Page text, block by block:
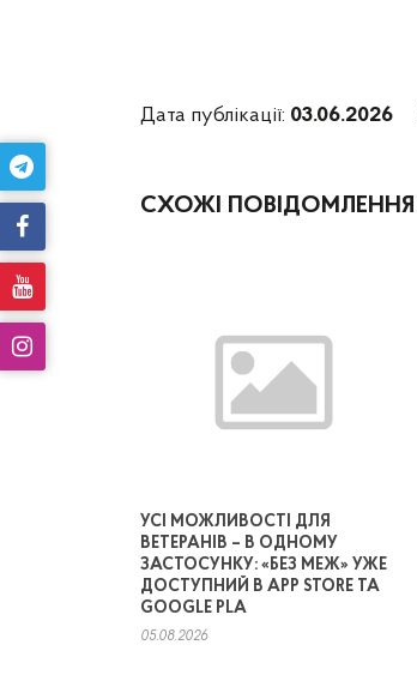
Дата публікації: 03.06.2026
СХОЖІ ПОВІДОМЛЕННЯ
УСІ МОЖЛИВОСТІ ДЛЯ
ВЕТЕРАНІВ – В ОДНОМУ
ЗАСТОСУНКУ: «БЕЗ МЕЖ» УЖЕ
ДОСТУПНИЙ В APP STORE ТА
GOOGLE PLA
05.08.2026